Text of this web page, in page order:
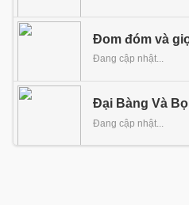
Đom đóm và
Đang cập nhật...
Đại Bàng Và
Đang cập nhật...